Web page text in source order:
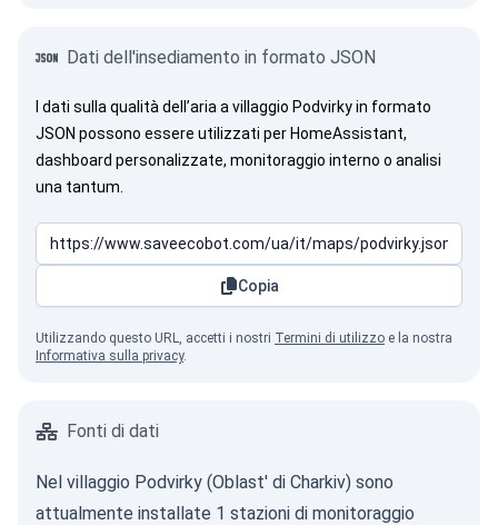
Dati dell'insediamento in formato JSON
I dati sulla qualità dell’aria a villaggio Podvirky in formato
JSON possono essere utilizzati per HomeAssistant,
dashboard personalizzate, monitoraggio interno o analisi
una tantum.
Copia
Utilizzando questo URL, accetti i nostri Termini di utilizzo e la nostra
Informativa sulla privacy.
Fonti di dati
Nel villaggio Podvirky (Oblast' di Charkiv) sono
attualmente installate 1 stazioni di monitoraggio